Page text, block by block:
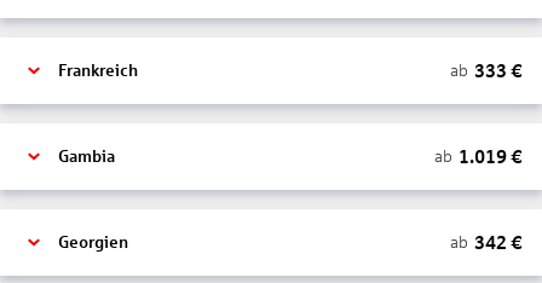
Frankreich ab 333 €
Gambia ab 1.019€
Georgien ab 342 €